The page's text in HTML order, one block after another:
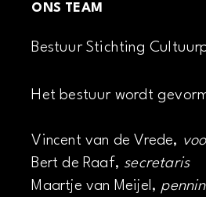
ONS TEAM
Bestuur Stichting
Het bestuur wordt
Vincent van de Vrede,
Bert de Raaf, secretaris
Maartje van Meijel,